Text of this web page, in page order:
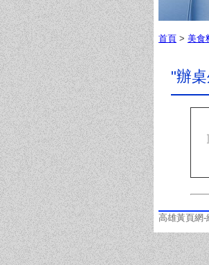
首頁 > 美食
"辦
高雄黃頁網